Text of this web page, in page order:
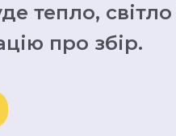
тепло, світло
про збір.